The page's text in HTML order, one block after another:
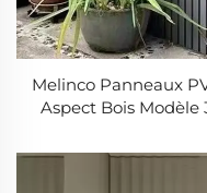
Melinco Panneaux
Aspect Bois